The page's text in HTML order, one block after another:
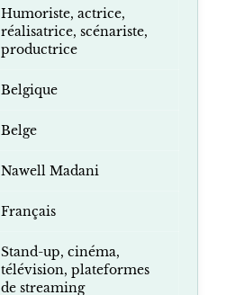
Humoriste, actrice,
réalisatrice, scénariste,
productrice
Belgique
Belge
Nawell Madani
Français
Stand-up, cinéma,
télévision, plateformes
de streaming